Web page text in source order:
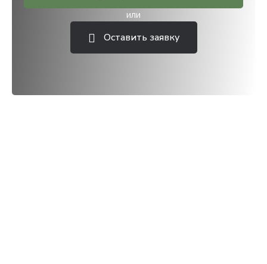
или
Оставить заявку